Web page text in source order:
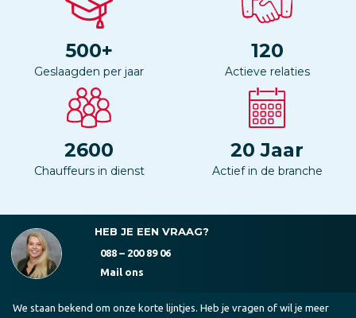
500+
Geslaagden per jaar
120
Actieve relaties
2600
Chauffeurs in dienst
20 Jaar
Actief in de branche
HEB JE EEN VRAAG?
088 – 200 89 06
Mail ons
We staan bekend om onze korte lijntjes. Heb je vragen of wil je meer